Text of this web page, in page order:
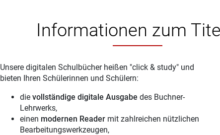
Informationen zum
Unsere digitalen Schulbücher heißen "click & study" und
bieten Ihren Schülerinnen und Schülern:
die vollständige digitale Ausgabe des Buchner-
Lehrwerks,
einen modernen Readermit zahlreichen nützlichen
Bearbeitungswerkzeugen,